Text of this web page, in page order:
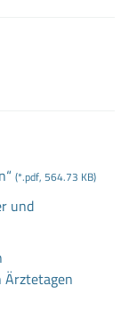
(*.pdf, 564.73 KB)
und
Ärztetagen